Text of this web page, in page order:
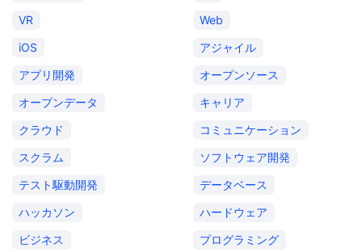
VR
Web
iOS
アジャイル
アプリ開発
オープンソース
オープンデータ
キャリア
クラウド
コミュニケーション
スクラム
ソフトウェア開発
テスト駆動開発
データベース
ハッカソン
ハードウェア
ビジネス
プログラミング